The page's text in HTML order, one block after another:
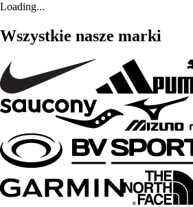
Loading...
Wszystkie nasze marki